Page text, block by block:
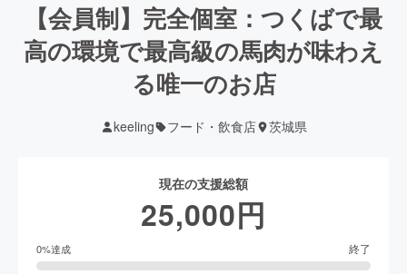
【会員制】完全個室：つくばで最
高の環境で最高級の馬肉が味わえ
る唯一のお店
keeling フード・飲食店 茨城県
現在の支援総額
25,000円
0%達成 終了